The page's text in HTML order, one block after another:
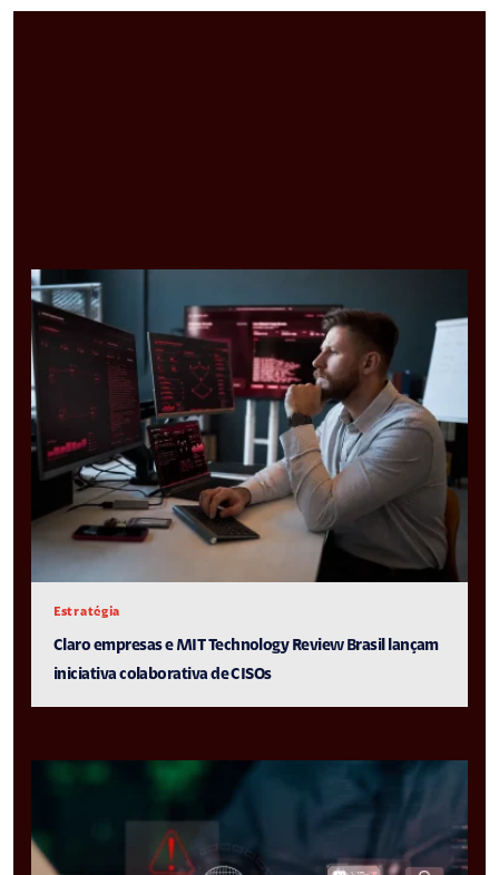
Estratégia
Claro empresas e MIT Technology Review Brasil lançam
iniciativa colaborativa de CISOs